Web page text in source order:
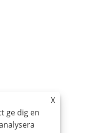
X
ge dig en